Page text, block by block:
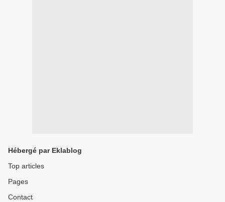
Hébergé par Eklablog
Top articles
Pages
Contact